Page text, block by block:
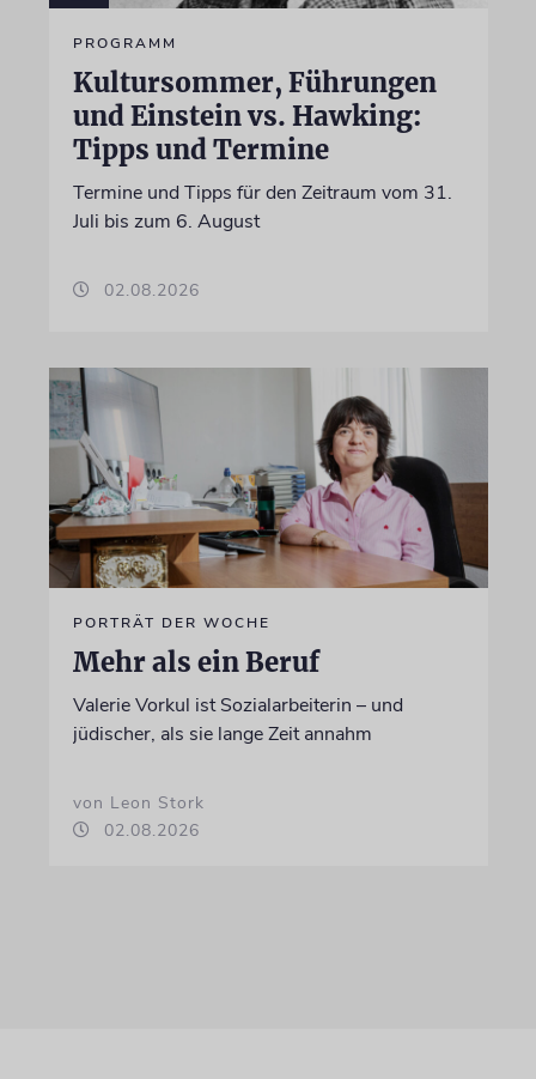
PROGRAMM
Kultursommer, Führungen
und Einstein vs. Hawking:
Tipps und Termine
Termine und Tipps für den Zeitraum vom 31.
Juli bis zum 6. August
02.08.2026
PORTRÄT DER WOCHE
Mehr als ein Beruf
Valerie Vorkul ist Sozialarbeiterin – und
jüdischer, als sie lange Zeit annahm
von Leon Stork
02.08.2026